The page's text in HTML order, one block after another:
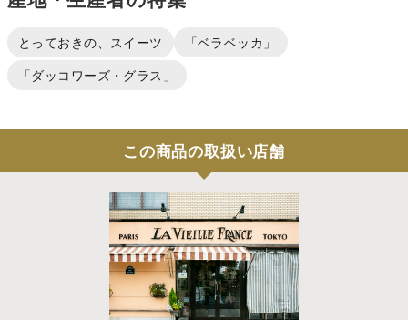
とっておきの、スイーツ
「ベラベッカ」
「ダッコワーズ・グラス」
この商品の取扱い店舗